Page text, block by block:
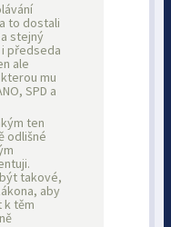
to dostali
stejný
předseda
ale
mu
SPD a
ten
odlišné
takové,
aby
k těm